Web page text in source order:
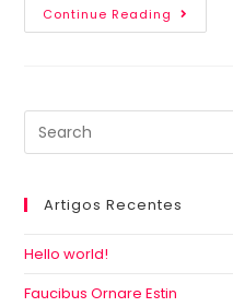
Continue Reading
Artigos Recentes
Hello world!
Faucibus Ornare Estin